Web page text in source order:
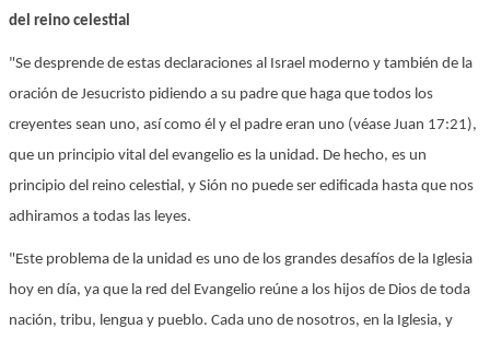
del reino celestial
"Se desprende de estas declaraciones al Israel moderno y también de la
oración de Jesucristo pidiendo a su padre que haga que todos los
creyentes sean uno, así como él y el padre eran uno (véase Juan 17:21),
que un principio vital del evangelio es la unidad. De hecho, es un
principio del reino celestial, y Sión no puede ser edificada hasta que nos
adhiramos a todas las leyes.
"Este problema de la unidad es uno de los grandes desafíos de la Iglesia
hoy en día, ya que la red del Evangelio reúne a los hijos de Dios de toda
nación, tribu, lengua y pueblo. Cada uno de nosotros, en la Iglesia, y